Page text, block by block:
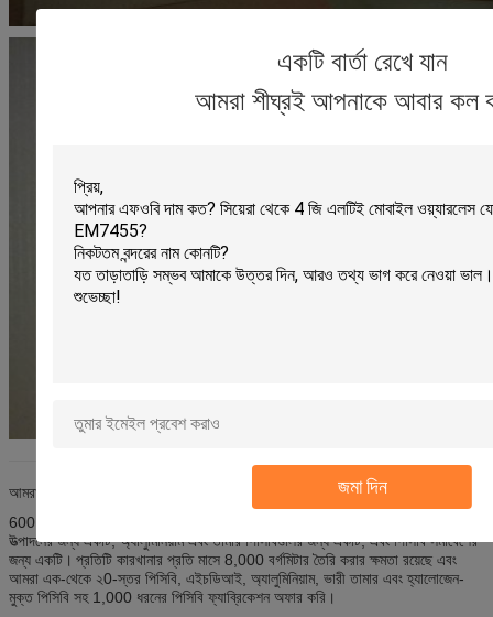
একটি বার্তা রেখে যান
আমরা শীঘ্রই আপনাকে আবার কল
জমা দিন
আমরা সহযোগিতায় পিসিবি কারখানাটি পিসিবি শিল্পে 14 বছরের বেশি অভিজ্ঞতা পেয়েছি,
600 এরও বেশি কর্মচারী এবং চারটি কারখানা রয়েছে;
উত্পাদনের জন্য একটি, অ্যালুমিনিয়াম এবং তামার পিসিবিগুলির জন্য একটি, এবং পিসিবি সমাবেশের
জন্য একটি। প্রতিটি কারখানার প্রতি মাসে 8,000 বর্গমিটার তৈরি করার ক্ষমতা রয়েছে এবং
আমরা এক-থেকে ২0-স্তর পিসিবি, এইচডিআই, অ্যালুমিনিয়াম, ভারী তামার এবং হ্যালোজেন-
মুক্ত পিসিবি সহ 1,000 ধরনের পিসিবি ফ্যাব্রিকেশন অফার করি।